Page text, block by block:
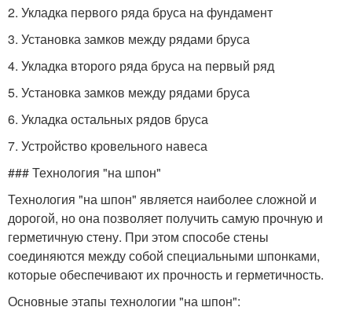
2. Укладка первого ряда бруса на фундамент
3. Установка замков между рядами бруса
4. Укладка второго ряда бруса на первый ряд
5. Установка замков между рядами бруса
6. Укладка остальных рядов бруса
7. Устройство кровельного навеса
### Технология "на шпон"
Технология "на шпон" является наиболее сложной и
дорогой, но она позволяет получить самую прочную и
герметичную стену. При этом способе стены
соединяются между собой специальными шпонками,
которые обеспечивают их прочность и герметичность.
Основные этапы технологии "на шпон":